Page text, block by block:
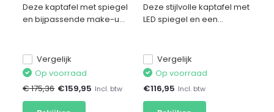
Deze kaptafel met spiegel
en bijpassende make-u...
Vergelijk
Op voorraad
€ 175,36 €159,95 Incl. btw
Deze stijlvolle kaptafel met
LED spiegel en een...
Vergelijk
Op voorraad
€116,95 Incl. btw